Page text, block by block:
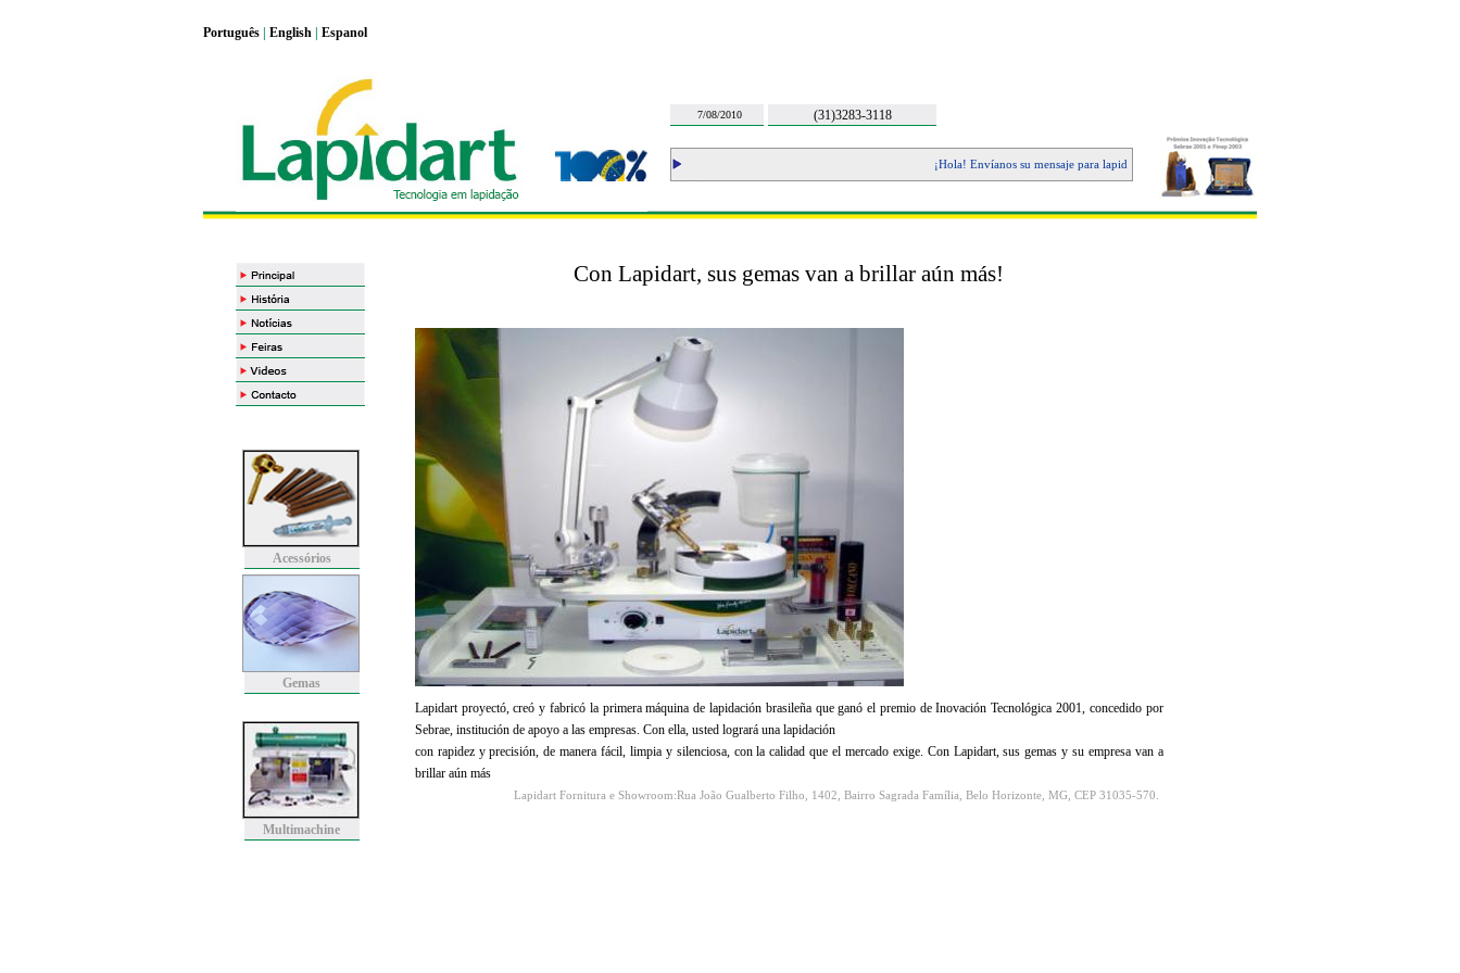
Português English Espanol
7/08/2010 (31)3283-3118
¡Hola! Envíanos su mensaje para lapidart@lapidart.com.br que vamos a enviarte un email con
Acessórios
Gemas
Multimachine
Con Lapidart, sus gemas van a brillar aún más!
Lapidart proyectó, creó y fabricó la primera máquina de lapidación brasileña que ganó el premio de Inovación Tecnológica 2001, concedido por
Sebrae, institución de apoyo a las empresas. Con ella, usted logrará una lapidación
con rapidez y precisión, de manera fácil, limpia y silenciosa, con la calidad que el mercado exige. Con Lapidart, sus gemas y su empresa van a
brillar aún más
Lapidart Fornitura e Showroom:Rua João Gualberto Filho, 1402, Bairro Sagrada Família, Belo Horizonte, MG, CEP 31035-570.